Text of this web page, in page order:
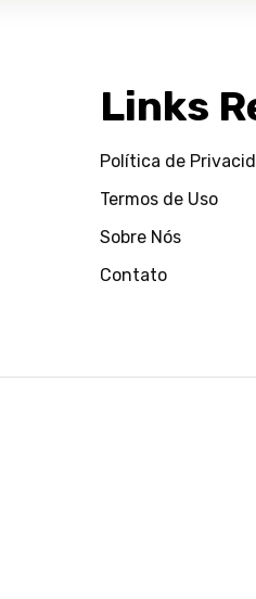
Links
Política de
Termos de Uso
Sobre Nós
Contato